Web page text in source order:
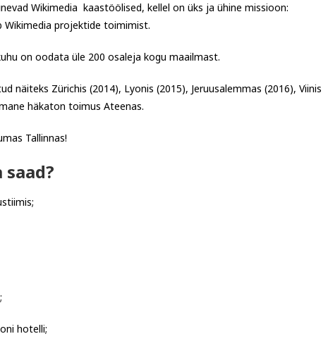
Wikimedia kaastöölised, kellel on üks ja ühine missioon:
Wikimedia projektide toimimist.
on oodata üle 200 osaleja kogu maailmast.
näiteks Zürichis (2014), Lyonis (2015), Jeruusalemmas (2016), Viinis
häkaton toimus Ateenas.
Tallinnas!
hotelli;